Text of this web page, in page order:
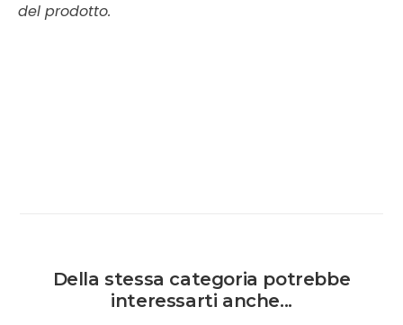
del prodotto.
Della stessa categoria potrebbe
interessarti anche...